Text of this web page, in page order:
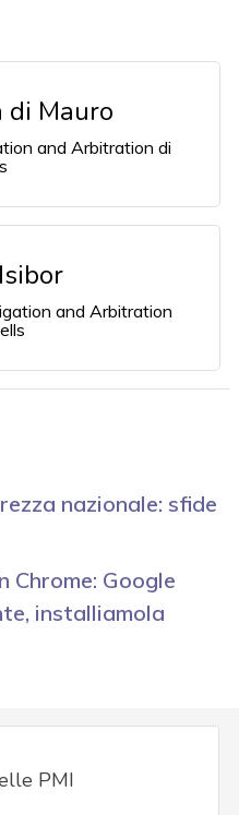
di Mauro
and Arbitration di
and Arbitration
nazionale: sfide
Chrome: Google
installiamola
PMI